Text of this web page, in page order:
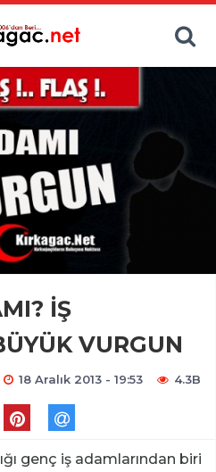
İŞ
VURGUN
18 Aralık 2013 - 19:53 4.3B
genç iş adamlarından biri